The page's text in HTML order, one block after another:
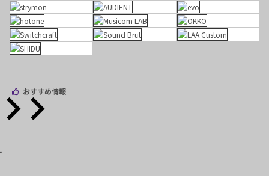
おすすめ情報